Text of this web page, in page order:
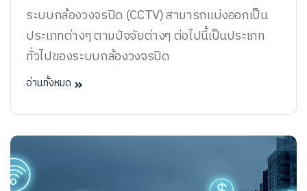
ระบบกล้องวงจรปิด (CCTV) สามารถแบ่งออกเป็น
ประเภทต่างๆ ตามปัจจัยต่างๆ ต่อไปนี้เป็นประเภท
ทั่วไปของระบบกล้องวงจรปิด
อ่านทั้งหมด